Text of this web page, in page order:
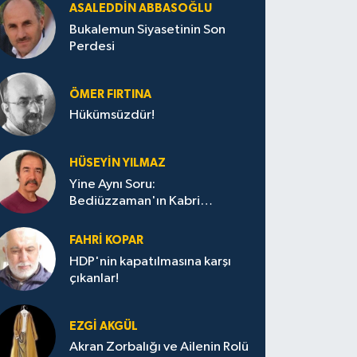
ASALEDDIN ABBASOĞLU
Bukalemun Siyasetinin Son
Perdesi
ÖMER FIRTINA
Hükümsüzdür!
HÜSEYIN YILMAZ
Yine Aynı Soru:
Bediüzzaman'ın Kabri
FAHRI KOPAR
HDP'nin kapatılmasına karşı
çıkanlar!
EZGI AKGÜL
Akran Zorbalığı ve Ailenin Rolü